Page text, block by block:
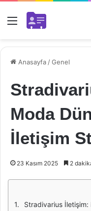
Menü
Anasayfa /Genel
Moda
İletişim
23 Kasım 2025 2
Stradivarius İletişim: